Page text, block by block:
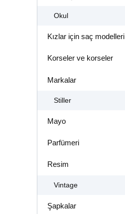
Okul
Kızlar için saç modelleri
Korseler ve korseler
Markalar
Stiller
Mayo
Parfümeri
Resim
Vintage
Şapkalar